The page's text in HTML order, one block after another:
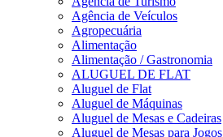
Agência de Veículos
Agropecuária
Alimentação
Alimentação / Gastronomia
ALUGUEL DE FLAT
Aluguel de Flat
Aluguel de Máquinas
Aluguel de Mesas e Cadeiras
Aluguel de Mesas para Jogos